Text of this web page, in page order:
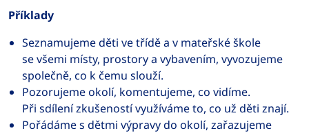
Příklady
Seznamujeme děti ve třídě a v mateřské škole
se všemi místy, prostory a vybavením, vyvozujeme
společně, co k čemu slouží.
Pozorujeme okolí, komentujeme, co vidíme.
Při sdílení zkušeností využíváme to, co už děti znají.
Pořádáme s dětmi výpravy do okolí, zařazujeme